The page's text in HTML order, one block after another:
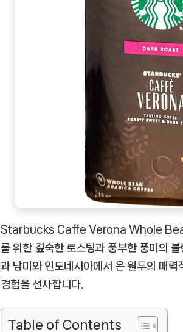
Starbucks Caffe Verona Whole
를 위한 깊숙한 로스팅과 풍부한 풍미의
과 남미와 인도네시아에서 온 원두의 매력
경험을 선사합니다.
Table of Contents